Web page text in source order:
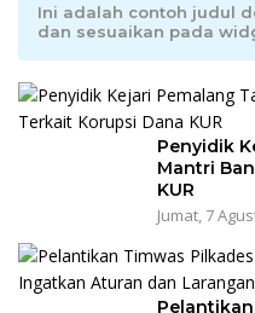
Ini adalah contoh judul
dan sesuaikan pada
Penyidik
Mantri
KUR
Jumat, 7